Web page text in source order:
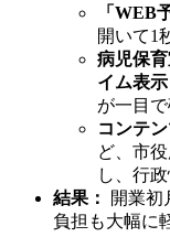
「WEB
開いて1
病児保
イム表示
が一目
コンテン
ど、市
し、行
結果：
開業初
負担も大幅に